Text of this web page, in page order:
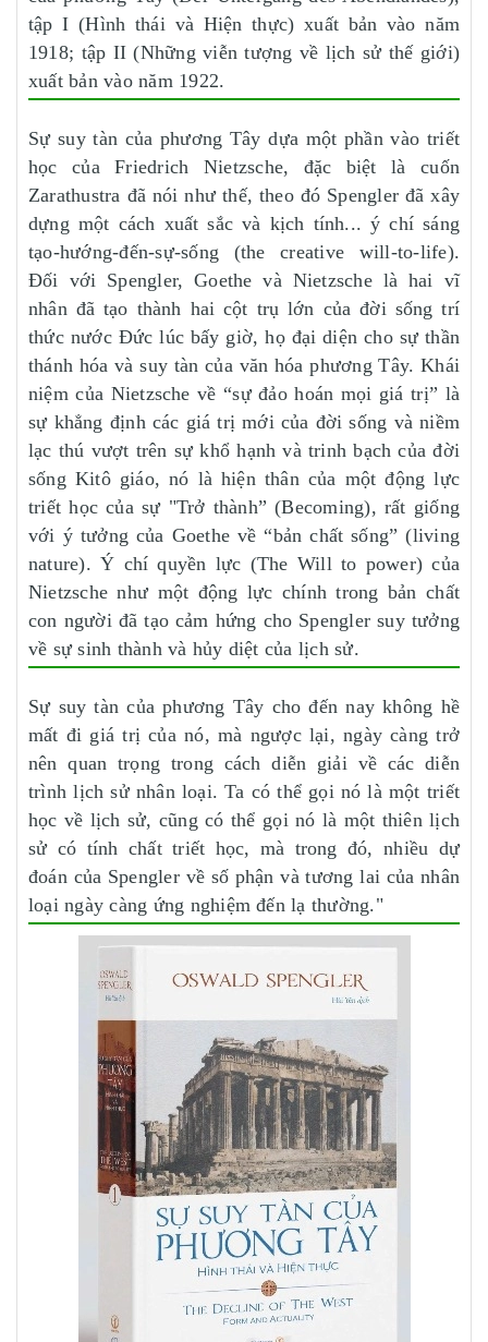
tập I (Hình thái và Hiện thực) xuất bản vào năm
1918; tập II (Những viễn tượng về lịch sử thế giới)
xuất bản vào năm 1922.
Sự suy tàn của phương Tây dựa một phần vào triết
học của Friedrich Nietzsche, đặc biệt là cuốn
Zarathustra đã nói như thế, theo đó Spengler đã xây
dựng một cách xuất sắc và kịch tính... ý chí sáng
tạo-hướng-đến-sự-sống (the creative will-to-life).
Đối với Spengler, Goethe và Nietzsche là hai vĩ
nhân đã tạo thành hai cột trụ lớn của đời sống trí
thức nước Đức lúc bấy giờ, họ đại diện cho sự thần
thánh hóa và suy tàn của văn hóa phương Tây. Khái
niệm của Nietzsche về “sự đảo hoán mọi giá trị” là
sự khẳng định các giá trị mới của đời sống và niềm
lạc thú vượt trên sự khổ hạnh và trinh bạch của đời
sống Kitô giáo, nó là hiện thân của một động lực
triết học của sự "Trở thành” (Becoming), rất giống
với ý tưởng của Goethe về “bản chất sống” (living
nature). Ý chí quyền lực (The Will to power) của
Nietzsche như một động lực chính trong bản chất
con người đã tạo cảm hứng cho Spengler suy tưởng
về sự sinh thành và hủy diệt của lịch sử.
Sự suy tàn của phương Tây cho đến nay không hề
mất đi giá trị của nó, mà ngược lại, ngày càng trở
nên quan trọng trong cách diễn giải về các diễn
trình lịch sử nhân loại. Ta có thể gọi nó là một triết
học về lịch sử, cũng có thể gọi nó là một thiên lịch
sử có tính chất triết học, mà trong đó, nhiều dự
đoán của Spengler về số phận và tương lai của nhân
loại ngày càng ứng nghiệm đến lạ thường."